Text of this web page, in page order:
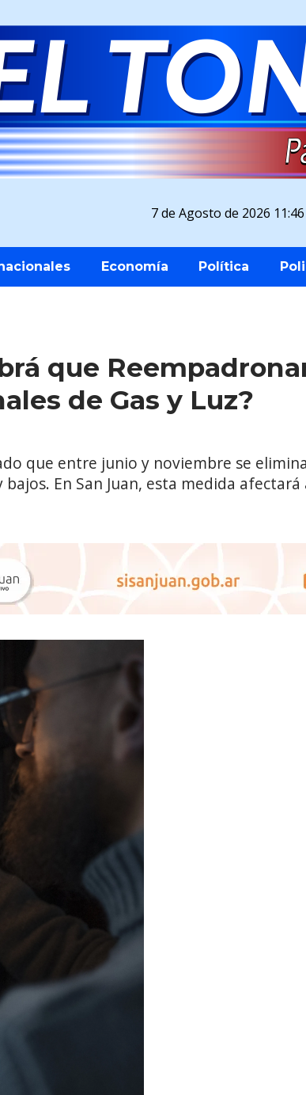
7 de Agosto de 2026 11:46
Economía Política
que
de Gas y Luz?
que entre junio y noviembre se
En San Juan, esta medida